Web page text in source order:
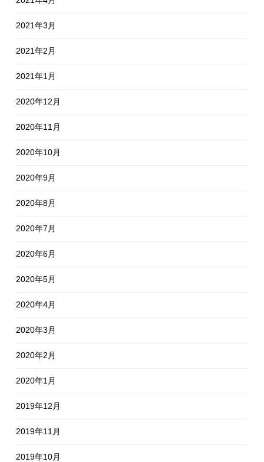
2021年3月
2021年2月
2021年1月
2020年12月
2020年11月
2020年10月
2020年9月
2020年8月
2020年7月
2020年6月
2020年5月
2020年4月
2020年3月
2020年2月
2020年1月
2019年12月
2019年11月
2019年10月